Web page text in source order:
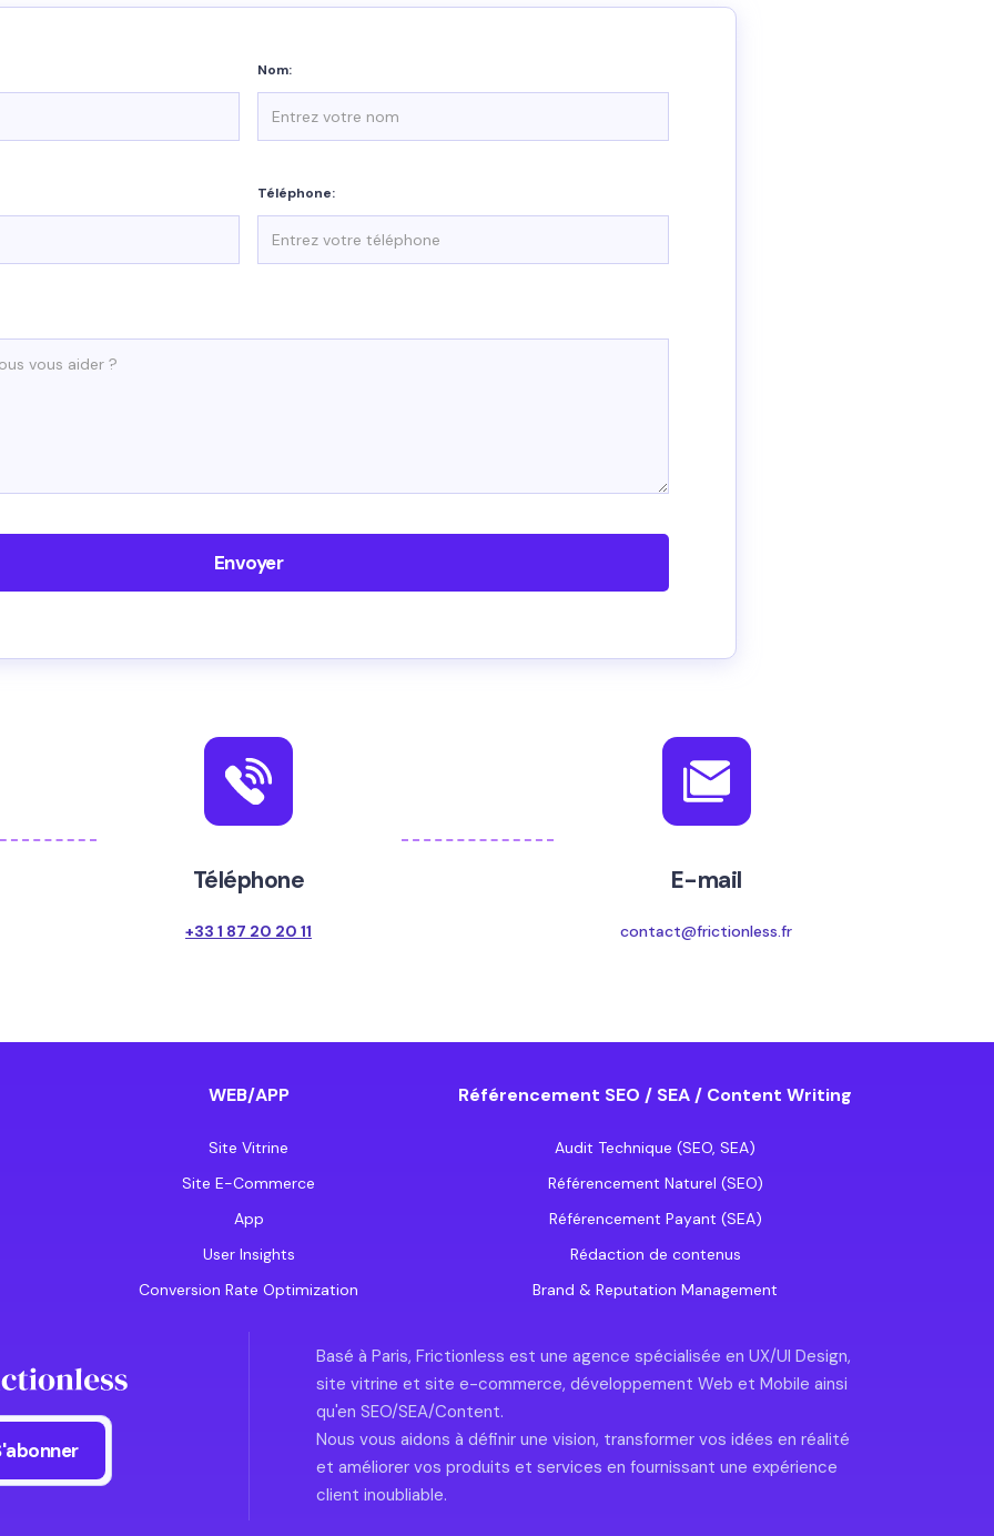
Nom:
Téléphone:
Téléphone
+33 1 87 20 20 11
E-mail
contact@frictionless.fr
WEB/APP
Site Vitrine
Site E-Commerce
App
User Insights
Conversion Rate Optimization
Référencement SEO / SEA / Content Writing
Audit Technique (SEO, SEA)
Référencement Naturel (SEO)
Référencement Payant (SEA)
Rédaction de contenus
Brand & Reputation Management
Basé à Paris, Frictionless est une agence spécialisée en UX/UI Design,
site vitrine et site e-commerce, développement Web et Mobile ainsi
qu'en SEO/SEA/Content.
Nous vous aidons à définir une vision, transformer vos idées en réalité
et améliorer vos produits et services en fournissant une expérience
client inoubliable.